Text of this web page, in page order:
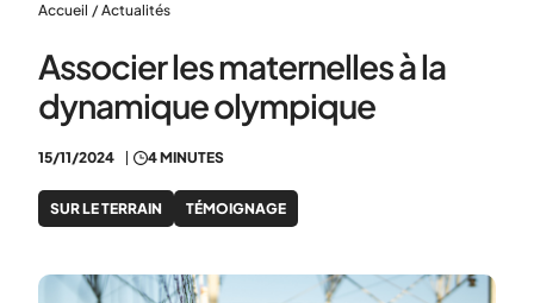
Accueil / Actualités
Associer les maternelles à la
dynamique olympique
15/11/2024 4 MINUTES
SUR LE TERRAIN TÉMOIGNAGE